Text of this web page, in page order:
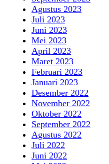
Agustus 2023
Juli 2023
Juni 2023
Mei 2023
April 2023
Maret 2023
Februari 2023
Januari 2023
Desember 2022
November 2022
Oktober 2022
September 2022
Agustus 2022
Juli 2022
Juni 2022